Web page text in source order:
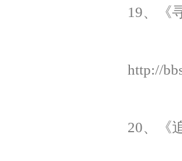
19、《
http://
20、《